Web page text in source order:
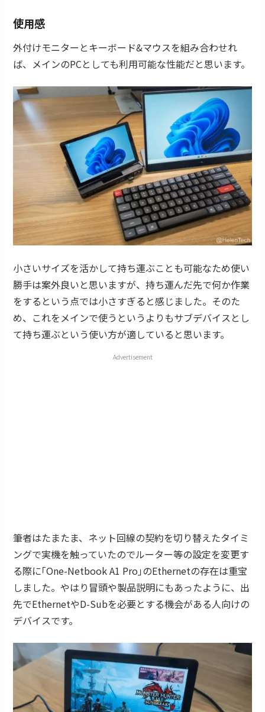
使用感
外付けモニターとキーボード&マウスを組み合わせれ
ば、メインのPCとしても利用可能な性能だと思います。
小さいサイズを活かして持ち運ぶことも可能なため使い
勝手は案外良いと思いますが、持ち運んだ先で何か作業
をするという点では小さすぎると感じました。そのた
め、これをメインで使うというよりもサブデバイスとし
て持ち運ぶという使い方が適していると思います。
Advertisement
筆者はたまたま、ネット回線の契約を切り替えたタイミ
ングで実機を触っていたのでルーター等の設定を変更す
る際に｢One-Netbook A1 Pro｣のEthernetの存在は重宝
しました。やはり冒頭や製品説明にもあったように、出
先でEthernetやD-Subを必要とする機会がある人向けの
デバイスです。